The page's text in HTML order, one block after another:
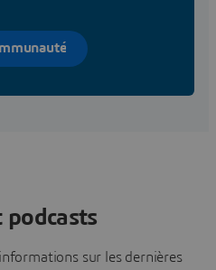
podcasts
sur les dernières